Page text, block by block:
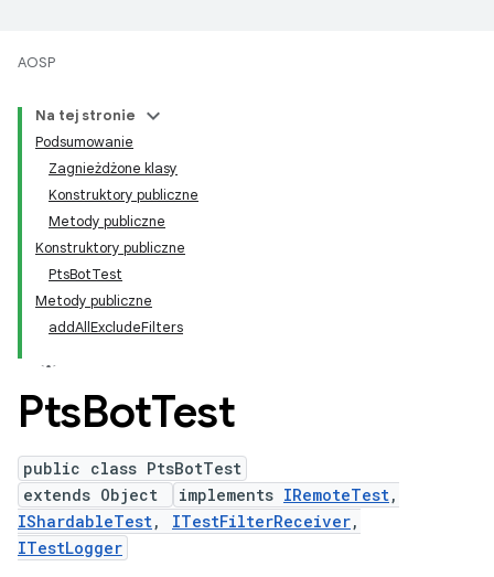
AOSP
Na tej stronie
Podsumowanie
Zagnieżdżone klasy
Konstruktory publiczne
Metody publiczne
Konstruktory publiczne
PtsBotTest
Metody publiczne
addAllExcludeFilters
PtsBotTest
public class PtsBotTest
extends Object
implements IRemoteTest,
IShardableTest, ITestFilterReceiver,
ITestLogger